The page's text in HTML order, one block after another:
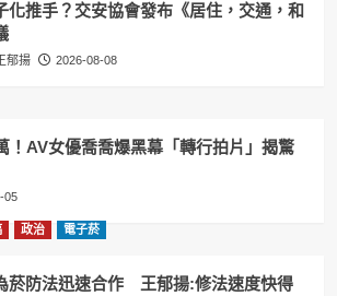
化推手？交安協會發布《居住，交通，和
郁揚 2026-08-08
！AV女優喬喬爆黑幕「轉行拍片」揭驚
05
政治 電子菸
菸防法迅速合作 王郁揚:修法速度快得